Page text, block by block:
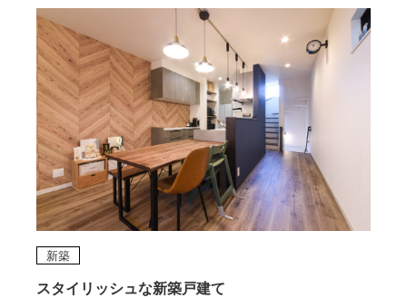
スタイリッシュな新築戸建て
新築